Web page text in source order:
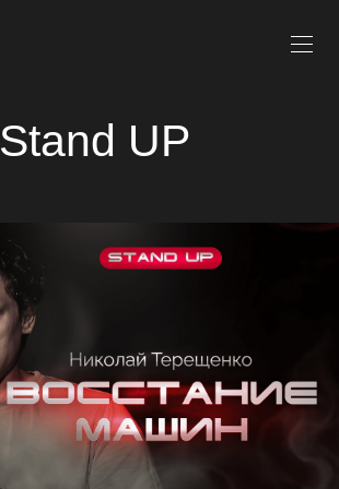
Stand UP